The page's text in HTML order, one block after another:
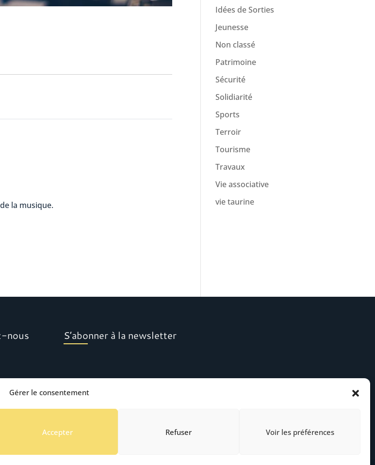
Gérer le consentement
Accepter Refuser Voir les préférences
la musique.
Idées de Sorties
Jeunesse
Non classé
Patrimoine
Sécurité
Solidiarité
Sports
Terroir
Tourisme
Travaux
Vie associative
vie taurine
nous S’abonner à la newsletter